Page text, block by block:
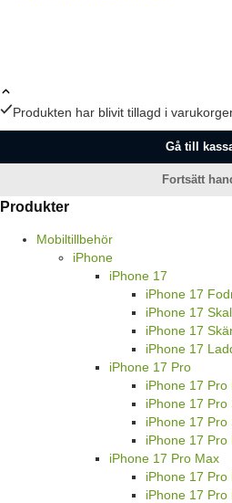
Produkten har blivit tillagd i
Gå till
Fortsätt
Produkter
Mobiltillbehör
iPhone
iPhone 17
iPhone 17
iPhone 17 Skal
iPhone 17
iPhone 17
iPhone 17 Pro
iPhone 17 Pro
iPhone 17 Pro
iPhone 17 Pro
iPhone 17
iPhone 17 Pro Max
iPhone 17
iPhone 17 Pro